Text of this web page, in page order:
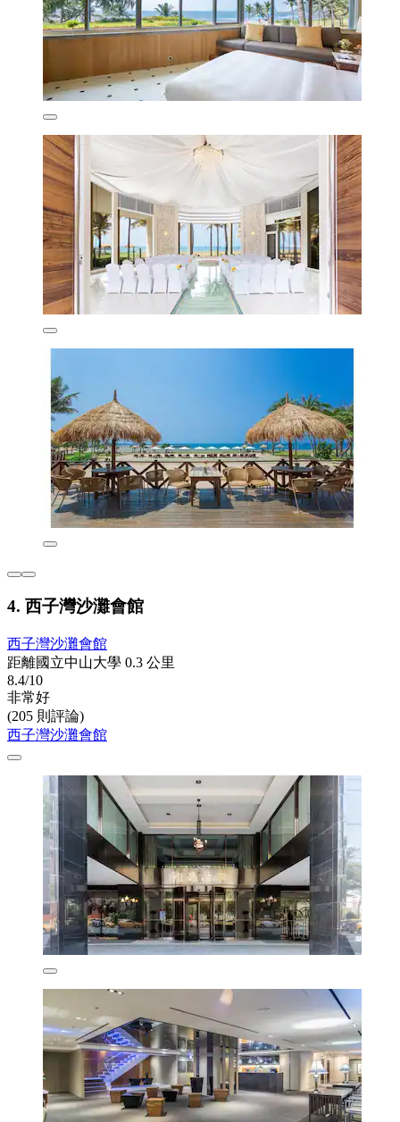
4. 西子灣沙灘會館
西子灣沙灘會館
距離國立中山大學 0.3 公里
8.4/10
非常好
(205 則評論)
西子灣沙灘會館